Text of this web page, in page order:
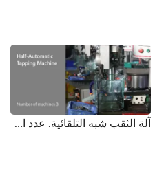
آلة الثقب شبه التلقائية. عدد الآلات 3.